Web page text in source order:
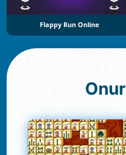
Flappy Run Online
Onur